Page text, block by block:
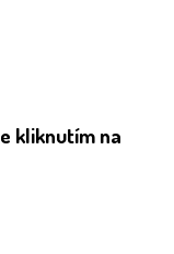
kliknutím na